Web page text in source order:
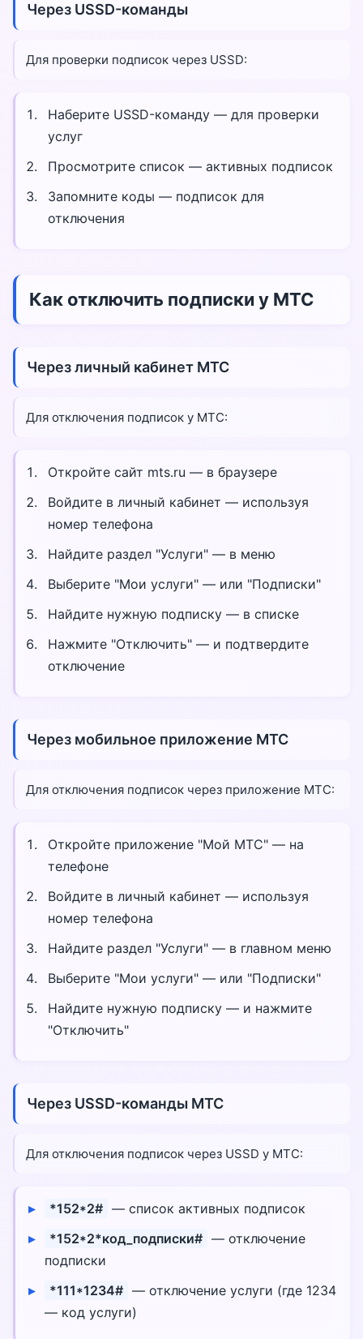
Через USSD-команды
Для проверки подписок через USSD:
Наберите USSD-команду — для проверки
услуг
Просмотрите список — активных подписок
Запомните коды — подписок для
отключения
Как отключить подписки у МТС
Через личный кабинет МТС
Для отключения подписок у МТС:
Откройте сайт mts.ru — в браузере
Войдите в личный кабинет — используя
номер телефона
Найдите раздел "Услуги" — в меню
Выберите "Мои услуги" — или "Подписки"
Найдите нужную подписку — в списке
Нажмите "Отключить" — и подтвердите
отключение
Через мобильное приложение МТС
Для отключения подписок через приложение МТС:
Откройте приложение "Мой МТС" — на
телефоне
Войдите в личный кабинет — используя
номер телефона
Найдите раздел "Услуги" — в главном меню
Выберите "Мои услуги" — или "Подписки"
Найдите нужную подписку — и нажмите
"Отключить"
Через USSD-команды МТС
Для отключения подписок через USSD у МТС:
*152*2# — список активных подписок
*152*2*код_подписки# — отключение
подписки
*111*1234# — отключение услуги (где 1234
— код услуги)